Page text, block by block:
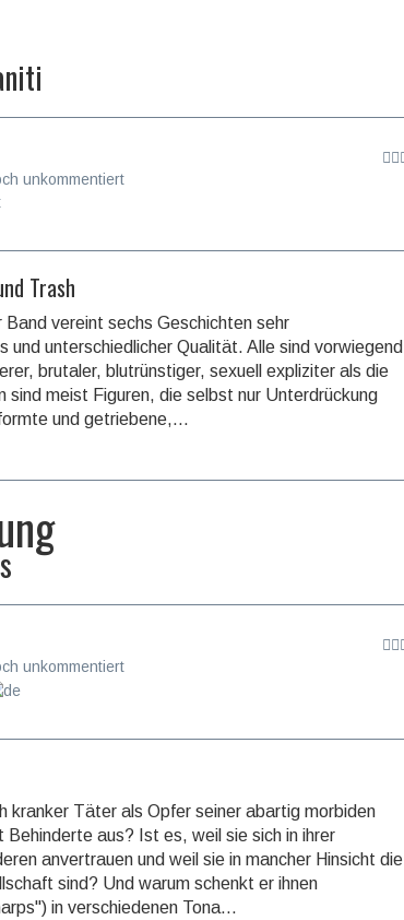
unkommentiert
Trash
vereint sechs Geschichten sehr
und unterschiedlicher Qualität. Alle sind vorwiegend
brutaler, blutrünstiger, sexuell expliziter als die
sind meist Figuren, die selbst nur Unterdrückung
und getriebene,...
unkommentiert
kranker Täter als Opfer seiner abartig morbiden
Behinderte aus? Ist es, weil sie sich in ihrer
anvertrauen und weil sie in mancher Hinsicht die
sind? Und warum schenkt er ihnen
in verschiedenen Tona...